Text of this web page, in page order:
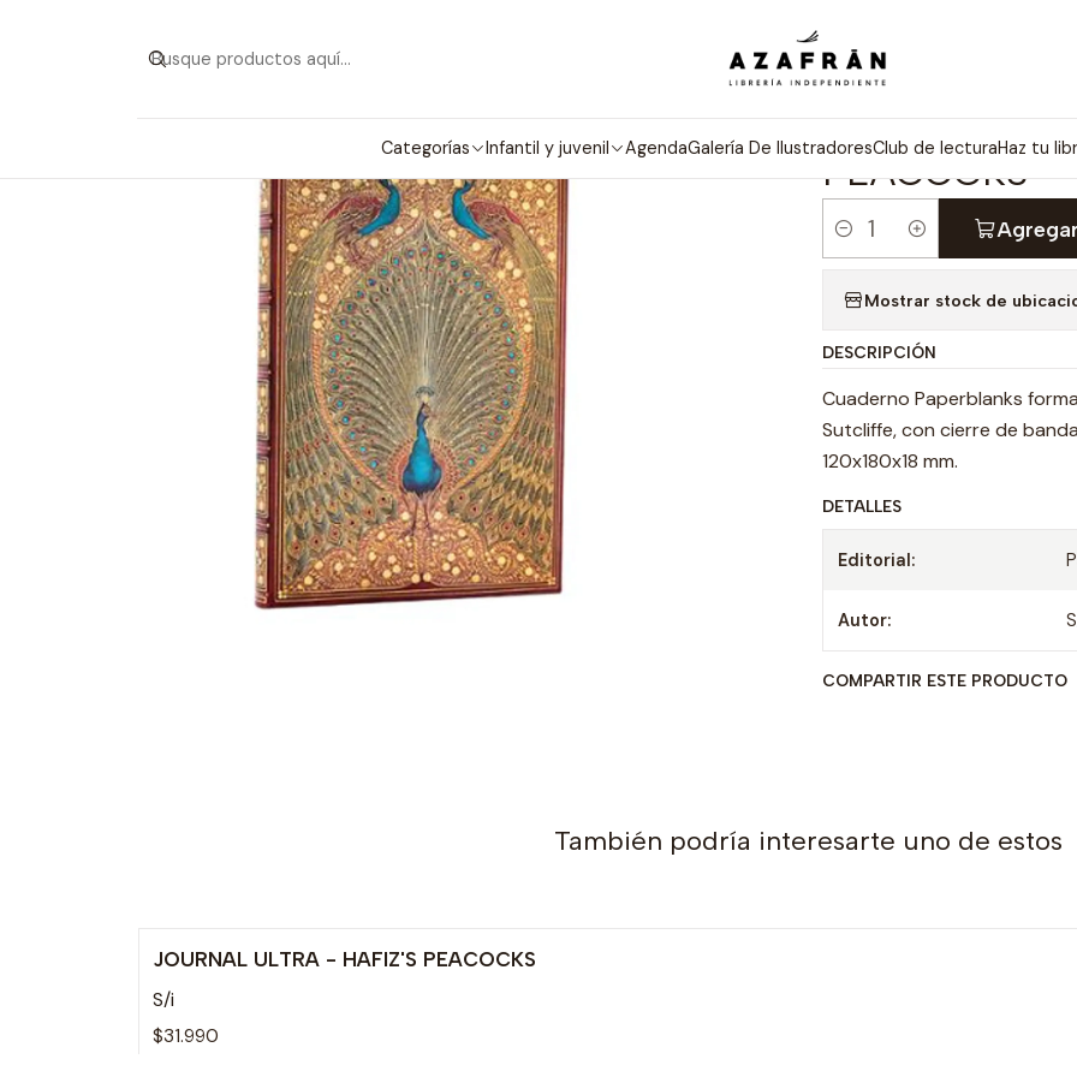
Categorías Infantil y juvenil AgendaGalería De IlustradoresClub de lecturaHaz tu
Journal Midi - Hafiz's Peacocks
JOURNAL
PEACOCKS
Cantidad
Mostrar stock de
DESCRIPCIÓN
Cuaderno Paperblanks
Sutcliffe, con cierre de
120x180x18 mm.
DETALLES
Editorial:
Autor:
COMPARTIR ESTE PRODUCTO
También podría interesarte uno de estos
JOURNAL ULTRA - HAFIZ'S PEACOCKS
S/i
$31.990